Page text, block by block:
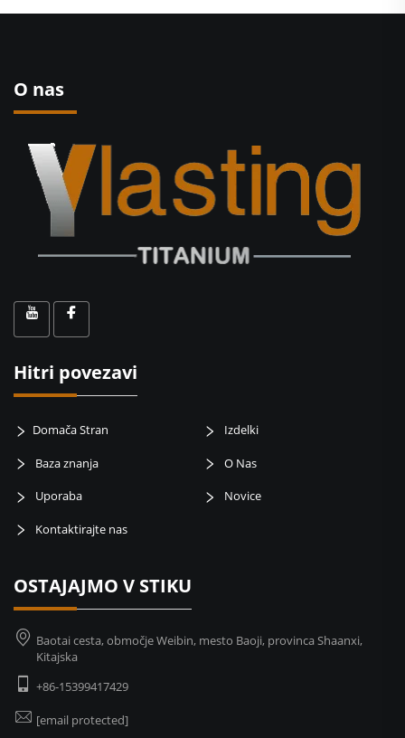
O nas
Hitri povezavi
Domača Stran Izdelki
Baza znanja O Nas
Uporaba Novice
Kontaktirajte nas
OSTAJAJMO V STIKU
Baotai cesta, območje Weibin, mesto Baoji, provinca Shaanxi,
Kitajska
+86-15399417429
[email protected]